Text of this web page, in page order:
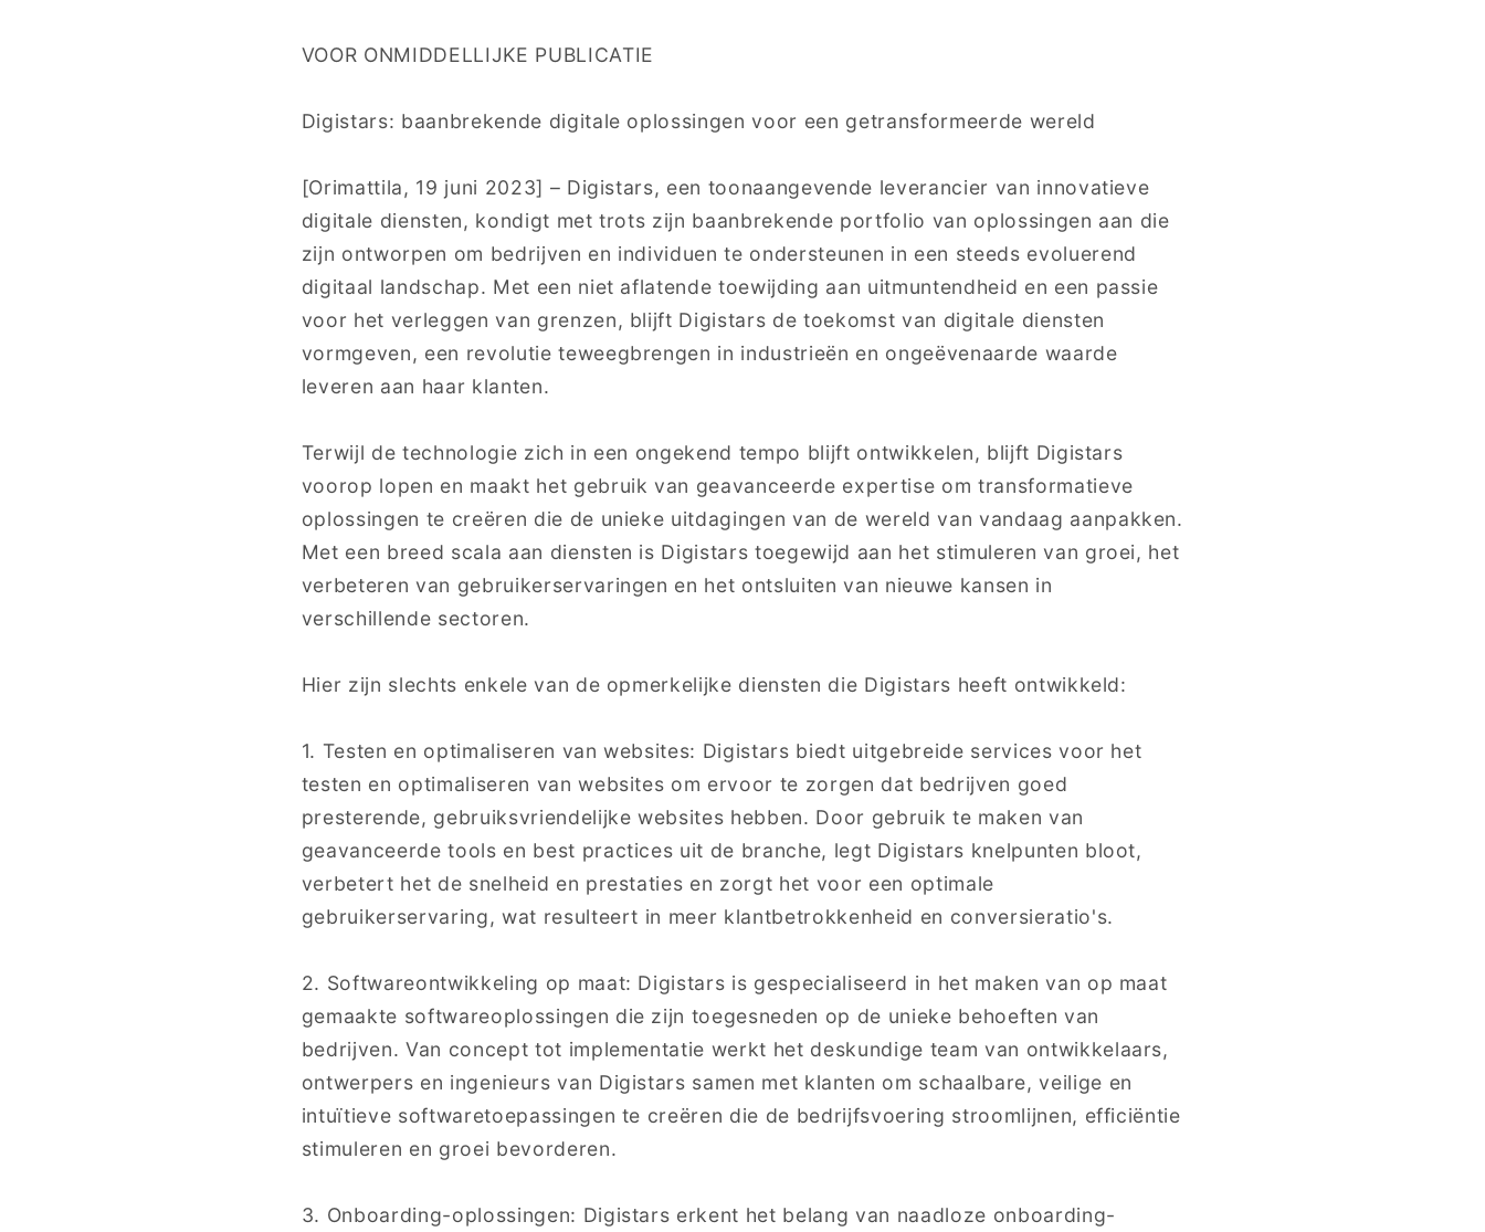
VOOR ONMIDDELLIJKE PUBLICATIE
Digistars: baanbrekende digitale oplossingen voor een getransformeerde wereld
[Orimattila, 19 juni 2023] – Digistars, een toonaangevende leverancier van innovatieve
digitale diensten, kondigt met trots zijn baanbrekende portfolio van oplossingen aan die
zijn ontworpen om bedrijven en individuen te ondersteunen in een steeds evoluerend
digitaal landschap. Met een niet aflatende toewijding aan uitmuntendheid en een passie
voor het verleggen van grenzen, blijft Digistars de toekomst van digitale diensten
vormgeven, een revolutie teweegbrengen in industrieën en ongeëvenaarde waarde
leveren aan haar klanten.
Terwijl de technologie zich in een ongekend tempo blijft ontwikkelen, blijft Digistars
voorop lopen en maakt het gebruik van geavanceerde expertise om transformatieve
oplossingen te creëren die de unieke uitdagingen van de wereld van vandaag aanpakken.
Met een breed scala aan diensten is Digistars toegewijd aan het stimuleren van groei, het
verbeteren van gebruikerservaringen en het ontsluiten van nieuwe kansen in
verschillende sectoren.
Hier zijn slechts enkele van de opmerkelijke diensten die Digistars heeft ontwikkeld:
1. Testen en optimaliseren van websites: Digistars biedt uitgebreide services voor het
testen en optimaliseren van websites om ervoor te zorgen dat bedrijven goed
presterende, gebruiksvriendelijke websites hebben. Door gebruik te maken van
geavanceerde tools en best practices uit de branche, legt Digistars knelpunten bloot,
verbetert het de snelheid en prestaties en zorgt het voor een optimale
gebruikerservaring, wat resulteert in meer klantbetrokkenheid en conversieratio's.
2. Softwareontwikkeling op maat: Digistars is gespecialiseerd in het maken van op maat
gemaakte softwareoplossingen die zijn toegesneden op de unieke behoeften van
bedrijven. Van concept tot implementatie werkt het deskundige team van ontwikkelaars,
ontwerpers en ingenieurs van Digistars samen met klanten om schaalbare, veilige en
intuïtieve softwaretoepassingen te creëren die de bedrijfsvoering stroomlijnen, efficiëntie
stimuleren en groei bevorderen.
3. Onboarding-oplossingen: Digistars erkent het belang van naadloze onboarding-